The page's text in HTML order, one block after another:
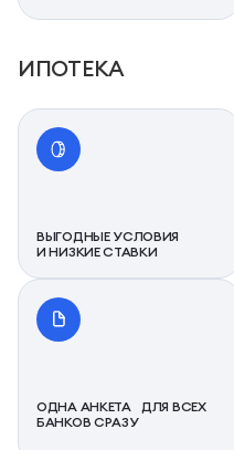
ИПОТЕКА
ВЫГОДНЫЕ УСЛОВИЯ
И НИЗКИЕ СТАВКИ
ОДНА АНКЕТА ДЛЯ ВСЕХ
БАНКОВ СРАЗУ